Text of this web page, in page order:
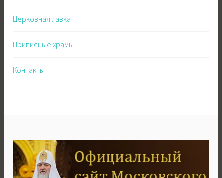
Церковная лавка
Приписные храмы
Контакты